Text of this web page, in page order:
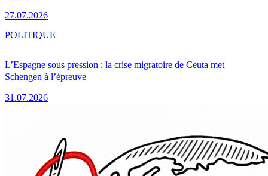
27.07.2026
L’Espagne sous pression : la crise migratoire de Ceuta met
Schengen à l’épreuve
31.07.2026
POLITIQUE